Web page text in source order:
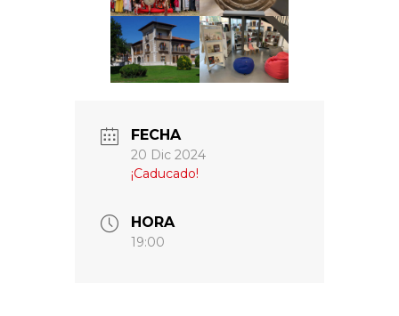
FECHA
20 Dic 2024
¡Caducado!
HORA
19:00